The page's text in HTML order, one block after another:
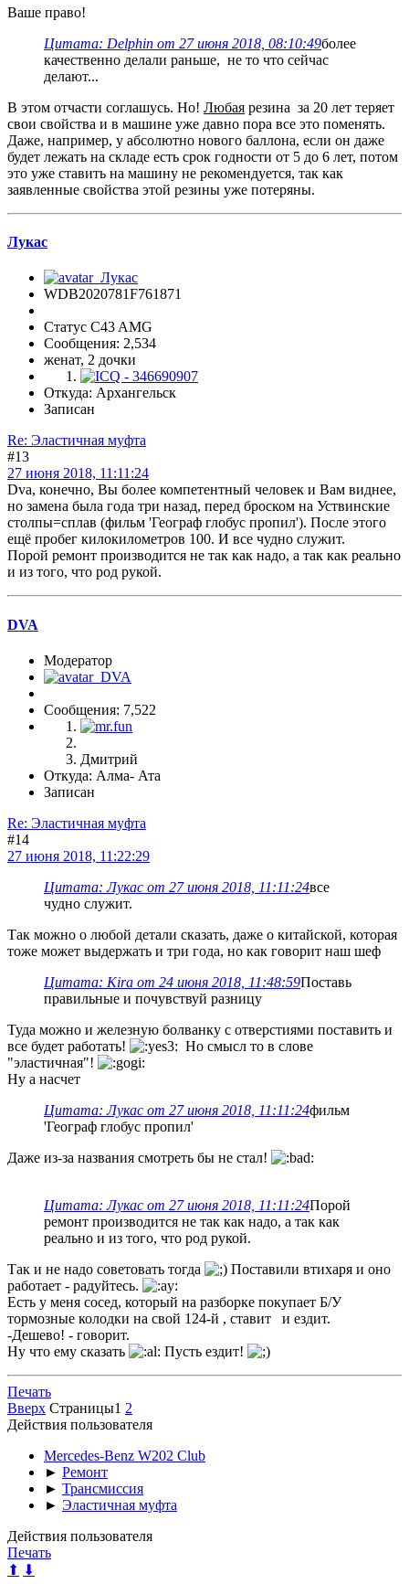
Ваше право!
Цитата: Delphin от 27 июня 2018, 08:10:49более
качественно делали раньше, не то что сейчас
делают...
В этом отчасти соглашусь. Но! Любая резина за 20 лет теряет
свои свойства и в машине уже давно пора все это поменять.
Даже, например, у абсолютно нового баллона, если он даже
будет лежать на складе есть срок годности от 5 до 6 лет, потом
это уже ставить на машину не рекомендуется, так как
заявленные свойства этой резины уже потеряны.
Лукас
WDB2020781F761871
Статус C43 AMG
Сообщения: 2,534
женат, 2 дочки
Откуда: Архангельск
Записан
Re: Эластичная муфта
#13
27 июня 2018, 11:11:24
Dva, конечно, Вы более компетентный человек и Вам виднее,
но замена была года три назад, перед броском на Уствинские
столпы=сплав (фильм 'Географ глобус пропил'). После этого
ещё пробег килокилометров 100. И все чудно служит.
Порой ремонт производится не так как надо, а так как реально
и из того, что род рукой.
DVA
Модератор
Сообщения: 7,522
Дмитрий
Откуда: Алма- Ата
Записан
Re: Эластичная муфта
#14
27 июня 2018, 11:22:29
Цитата: Лукас от 27 июня 2018, 11:11:24все
чудно служит.
Так можно о любой детали сказать, даже о китайской, которая
тоже может выдержать и три года, но как говорит наш шеф
Цитата: Kira от 24 июня 2018, 11:48:59Поставь
правильные и почувствуй разницу
Туда можно и железную болванку с отверстиями поставить и
все будет работать!
Но смысл то в слове
"эластичная"!
Ну а насчет
Цитата: Лукас от 27 июня 2018, 11:11:24фильм
'Географ глобус пропил'
Даже из-за названия смотреть бы не стал!
Цитата: Лукас от 27 июня 2018, 11:11:24Порой
ремонт производится не так как надо, а так как
реально и из того, что род рукой.
Так и не надо советовать тогда
Поставили втихаря и оно
работает - радуйтесь.
Есть у меня сосед, который на разборке покупает Б/У
тормозные колодки на свой 124-й , ставит и ездит.
-Дешево! - говорит.
Ну что ему сказать
Пусть ездит!
Печать
Вверх Страницы1 2
Действия пользователя
Mercedes-Benz W202 Club
► Ремонт
► Трансмиссия
► Эластичная муфта
Действия пользователя
Печать
⬆ ⬇